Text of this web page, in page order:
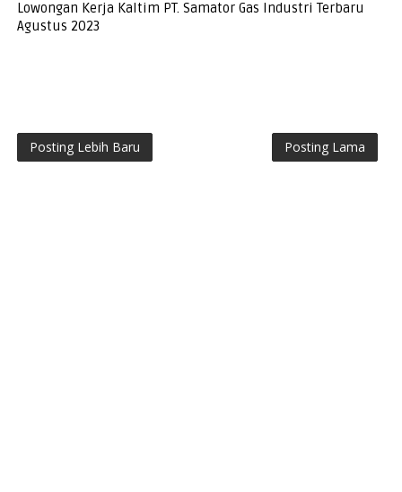
Lowongan Kerja Kaltim PT. Samator Gas Industri Terbaru
Agustus 2023
Posting Lebih Baru Posting Lama